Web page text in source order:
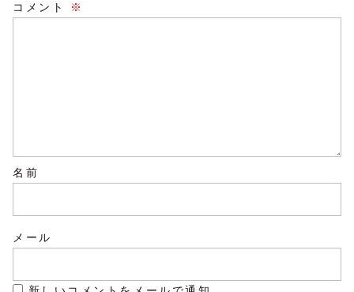
コメント ※
名前
メール